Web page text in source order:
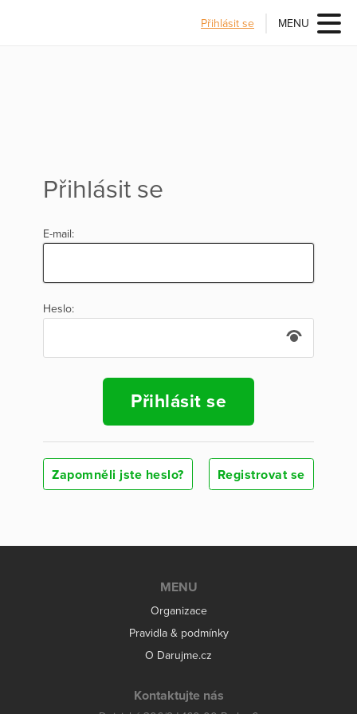
Přihlásit se MENU
Přihlásit se
E-mail:
Heslo:
Přihlásit se
Zapomněli jste heslo? Registrovat se
MENU
Organizace
Pravidla & podmínky
O Darujme.cz
Kontaktujte nás